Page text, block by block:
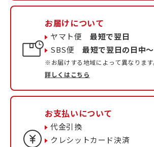
お届けについて
ヤマト便最短で翌日
SBS便最短で翌日の日中
※お届けする地域によって異なります
詳しくはこちら
お支払いについて
代金引換
クレシットカード決済